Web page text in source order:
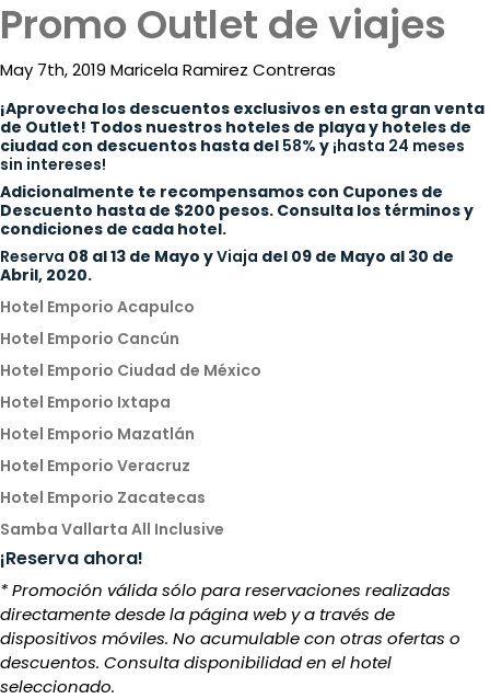
Destinations
Eat
Drink
Events
Spa
Blog
Contact
Electronic
Billing
ESP
Promo Outlet de viajes
May 7th, 2019 Maricela Ramirez Contreras
¡Aprovecha los descuentos exclusivos en esta gran venta
de Outlet! Todos nuestros hoteles de playa y hoteles de
ciudad con descuentos hasta del 58% y ¡hasta 24 meses
sin intereses!
Adicionalmente te recompensamos con Cupones de
Descuento hasta de $200 pesos. Consulta los términos y
condiciones de cada hotel.
Reserva 08 al 13 de Mayo yViaja del 09 de Mayo al 30 de
Abril, 2020.
Hotel Emporio Acapulco
Hotel Emporio Cancún
Hotel Emporio Ciudad de México
Hotel Emporio Ixtapa
Hotel Emporio Mazatlán
Hotel Emporio Veracruz
Hotel Emporio Zacatecas
Samba Vallarta All Inclusive
¡Reserva ahora!
* Promoción válida sólo para reservaciones realizadas
directamente desde la página web y a través de
dispositivos móviles. No acumulable con otras ofertas o
descuentos. Consulta disponibilidad en el hotel
seleccionado.